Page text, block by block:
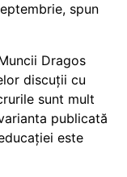
spun
Dragos
discuții cu
sunt mult
publicată
este